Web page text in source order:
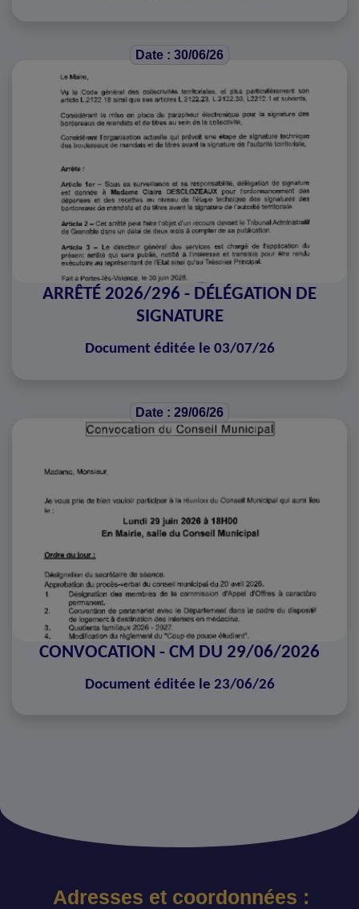
Date : 30/06/26
ARRÊTÉ 2026/296 - DÉLÉGATION DE
SIGNATURE
Document éditée le 03/07/26
Date : 29/06/26
CONVOCATION - CM DU 29/06/2026
Document éditée le 23/06/26
Adresses et coordonnées :